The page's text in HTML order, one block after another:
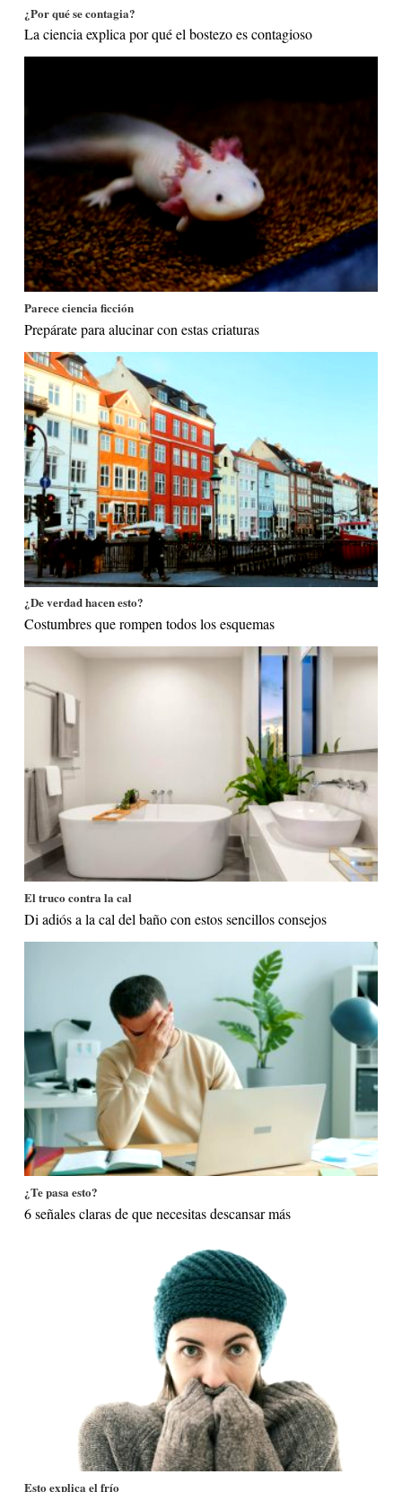
¿Por qué se contagia?
La ciencia explica por qué el bostezo es contagioso
Parece ciencia ficción
Prepárate para alucinar con estas criaturas
¿De verdad hacen esto?
Costumbres que rompen todos los esquemas
El truco contra la cal
Di adiós a la cal del baño con estos sencillos consejos
¿Te pasa esto?
6 señales claras de que necesitas descansar más
Esto explica el frío